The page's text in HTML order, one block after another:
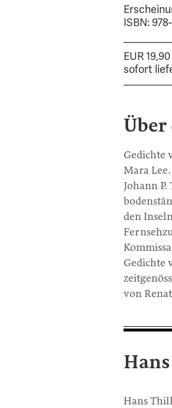
ISBN:
EUR
sofort
Über
Gedichte
Mara
Johann
den
Gedichte
von
Hans